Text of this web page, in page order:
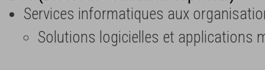
Services informatiques aux
Solutions logicielles et applications